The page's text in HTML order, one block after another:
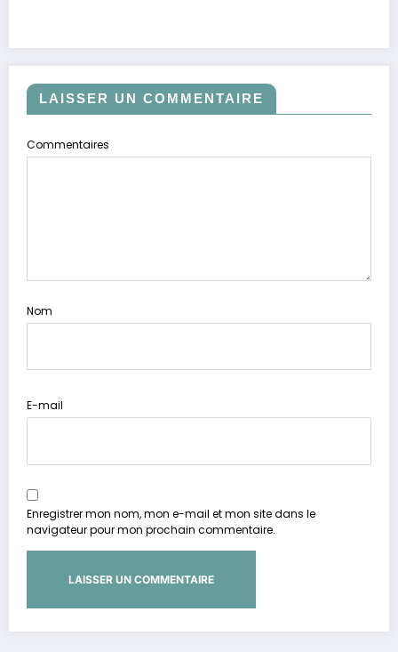
LAISSER UN COMMENTAIRE
Commentaires
Nom
E-mail
Enregistrer mon nom, mon e-mail et mon site dans le
navigateur pour mon prochain commentaire.